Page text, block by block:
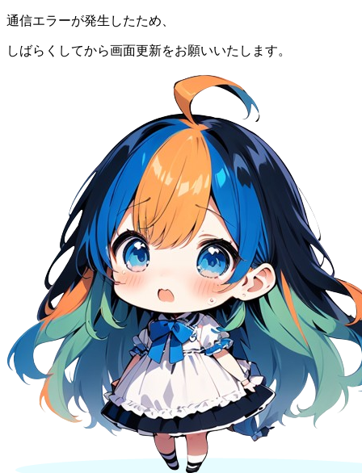
通信エラーが発生したため、
しばらくしてから画面更新をお願いいたします。